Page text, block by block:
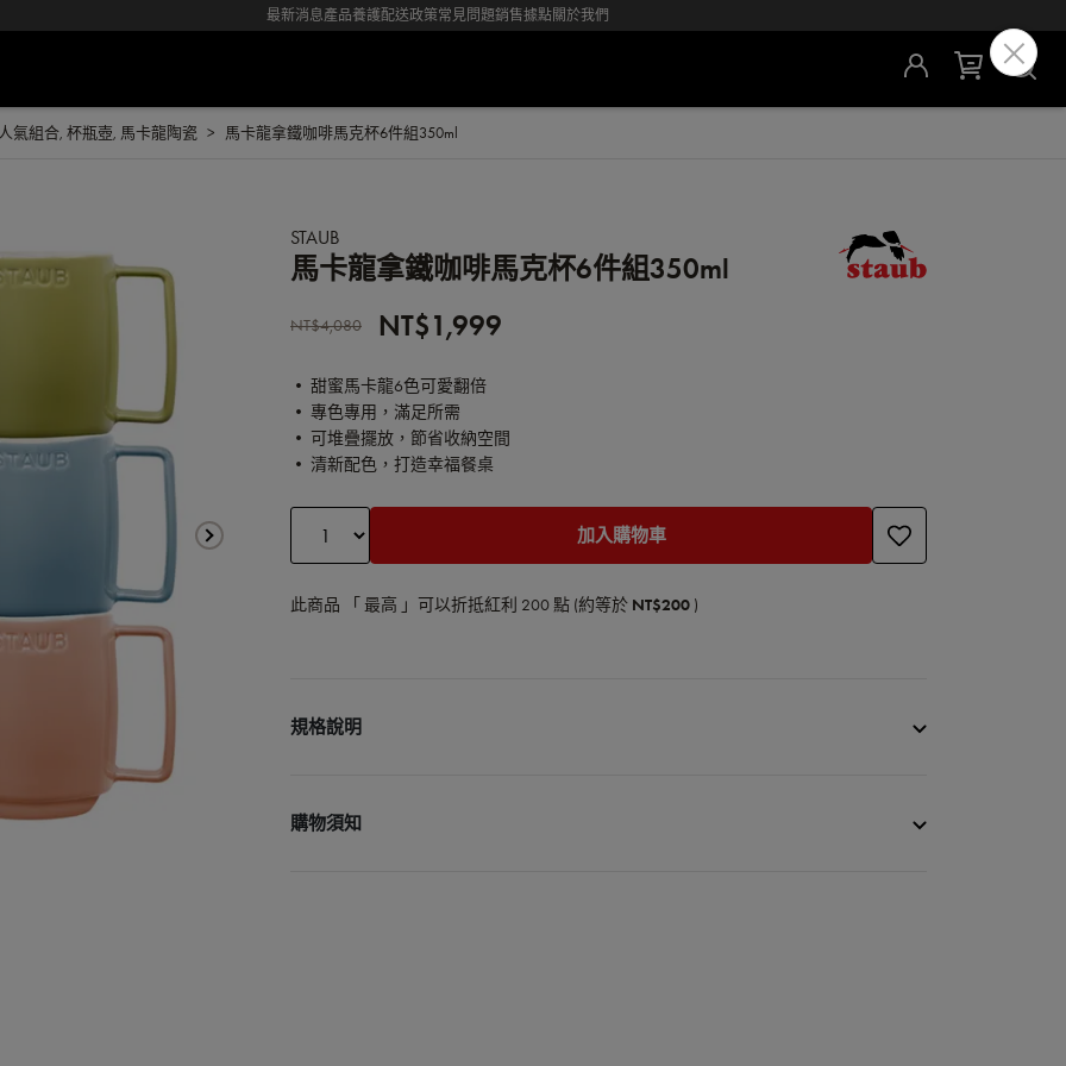
最新消息產品養護配送政策常見問題銷售據點關於我們
氣組合, 杯瓶壺, 馬卡龍陶瓷 馬卡龍拿鐵咖啡馬克杯6件組350ml
STAUB
馬卡龍拿鐵咖啡馬克杯6件組350ml
NT$4,080 NT$1,999
• 甜蜜馬卡龍6色可愛翻倍
• 專色專用，滿足所需
• 可堆疊擺放，節省收納空間
• 清新配色，打造幸福餐桌
加入購物車
此商品 「 最高 」可以折抵紅利 200點 (約等於 NT$200 )
規格說明
商品容量：350ml
購物須知